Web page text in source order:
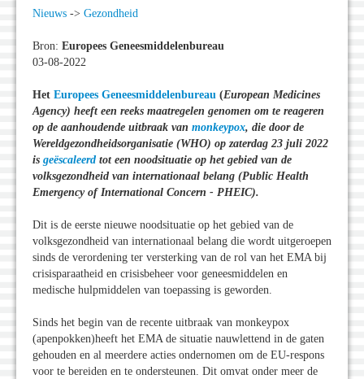
Nieuws -> Gezondheid
Bron: Europees Geneesmiddelenbureau
03-08-2022
Het Europees Geneesmiddelenbureau (European Medicines
Agency) heeft een reeks maatregelen genomen om te reageren
op de aanhoudende uitbraak van monkeypox, die door de
Wereldgezondheidsorganisatie (WHO) op zaterdag 23 juli 2022
is geëscaleerd tot een noodsituatie op het gebied van de
volksgezondheid van internationaal belang (Public Health
Emergency of International Concern - PHEIC).
Dit is de eerste nieuwe noodsituatie op het gebied van de
volksgezondheid van internationaal belang die wordt uitgeroepen
sinds de verordening ter versterking van de rol van het EMA bij
crisisparaatheid en crisisbeheer voor geneesmiddelen en
medische hulpmiddelen van toepassing is geworden.
Sinds het begin van de recente uitbraak van monkeypox
(apenpokken)heeft het EMA de situatie nauwlettend in de gaten
gehouden en al meerdere acties ondernomen om de EU-respons
voor te bereiden en te ondersteunen. Dit omvat onder meer de